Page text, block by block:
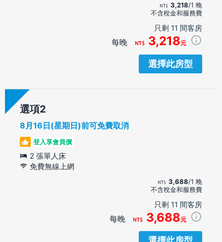
3,218/1 晚
不含稅金和服務費
只剩 11 間客房
每晚 3,218元
選擇此房型
選項
8月16日(星期日)前可免費取消
登入享會員價
2 張單人床
免費無線上網
3,688/1 晚
不含稅金和服務費
只剩 11 間客房
每晚 3,688元